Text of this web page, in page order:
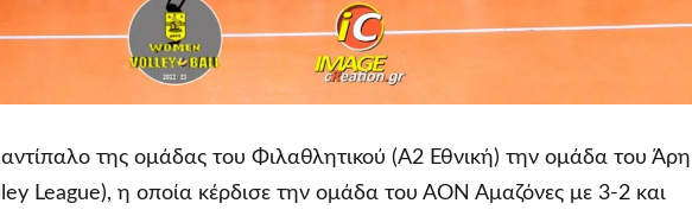
της ομάδας του Φιλαθλητικού (Α2 Εθνική) την ομάδα του Άρη
League), η οποία κέρδισε την ομάδα του ΑΟΝ Αμαζόνες με 3-2 και